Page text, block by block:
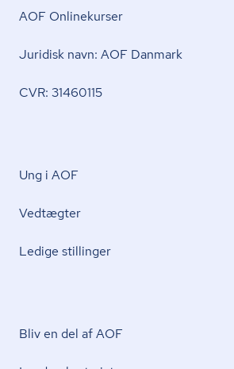
AOF Onlinekurser
Juridisk navn: AOF Danmark
CVR: 31460115
Ung i AOF
Vedtægter
Ledige stillinger
Bliv en del af AOF